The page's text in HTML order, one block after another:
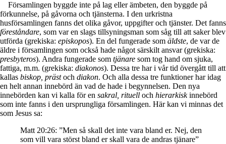
Församlingen byggde inte på lag eller ämbeten, den byggde på
förkunnelse, på gåvorna och tjänsterna. I den urkristna
husförsamlingen fanns det olika gåvor, uppgifter och tjänster. Det fanns
föreståndare, som var en slags tillsyningsman som såg till att saker blev
utförda (grekiska: episkopos). En del fungerade som äldste, de var de
äldre i församlingen som också hade något särskilt ansvar (grekiska:
presbyteros). Andra fungerade som tjänare som tog hand om sjuka,
fattiga, m.m. (grekiska: diakonos). Dessa tre har i vår tid övergått till att
kallas biskop, prästoch diakon. Och alla dessa tre funktioner har idag
en helt annan innebörd än vad de hade i begynnelsen. Den nya
innebörden kan vi kalla för en sakral, rituell och hierarkiskinnebörd
som inte fanns i den ursprungliga församlingen. Här kan vi minnas det
som Jesus sa:
Matt 20:26: ”Men så skall det inte vara bland er. Nej, den
som vill vara störst bland er skall vara de andras tjänare”